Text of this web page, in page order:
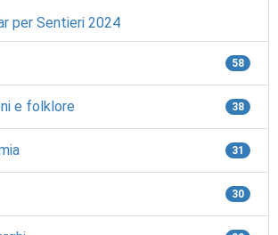
per Sentieri 2024
58
e folklore 38
31
30